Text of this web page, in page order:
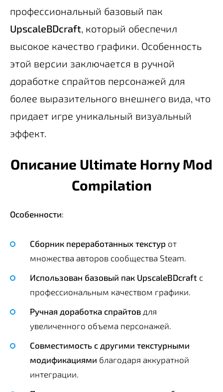
профессиональный базовый пак
UpscaleBDcraft , который обеспечил
высокое качество графики. Особенность
этой версии заключается в ручной
доработке спрайтов персонажей для
более выразительного внешнего вида, что
придает игре уникальный визуальный
эффект.
Описание Ultimate Horny Mod
Compilation
Особенности:
Сборник переработанных текстур от
множества авторов сообщества Steam.
Использован базовый пак UpscaleBDcraft с
профессиональным качеством графики.
Ручная доработка спрайтов для
увеличенного объема персонажей.
Совместимость с другими текстурными
модификациями благодаря аккуратной
интеграции.